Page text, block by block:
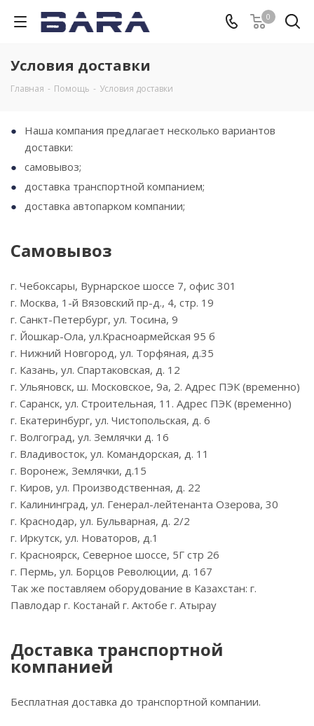
0
Условия доставки
Главная - Помощь - Условия доставки
Наша компания предлагает несколько вариантов
доставки:
самовывоз;
доставка транспортной компанием;
доставка автопарком компании;
Самовывоз
г. Чебоксары, Вурнарское шоссе 7, офис 301
г. Москва, 1-й Вязовский пр-д., 4, стр. 19
г. Санкт-Петербург, ул. Тосина, 9
г. Йошкар-Ола, ул.Красноармейская 95 б
г. Нижний Новгород, ул. Торфяная, д.35
г. Казань, ул. Спартаковская, д. 12
г. Ульяновск, ш. Московское, 9а, 2. Адрес ПЭК (временно)
г. Саранск, ул. Строительная, 11. Адрес ПЭК (временно)
г. Екатеринбург, ул. Чистопольская, д. 6
г. Волгоград, ул. Землячки д. 16
г. Владивосток, ул. Командорская, д. 11
г. Воронеж, Землячки, д.15
г. Киров, ул. Производственная, д. 22
г. Калининград, ул. Генерал-лейтенанта Озерова, 30
г. Краснодар, ул. Бульварная, д. 2/2
г. Иркутск, ул. Новаторов, д.1
г. Красноярск, Северное шоссе, 5Г стр 26
г. Пермь, ул. Борцов Революции, д. 167
Так же поставляем оборудование в Казахстан: г.
Павлодар г. Костанай г. Актобе г. Атырау
Доставка транспортной
компанией
Бесплатная доставка до транспортной компании.